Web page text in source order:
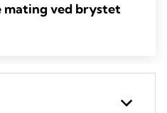
ved brystet